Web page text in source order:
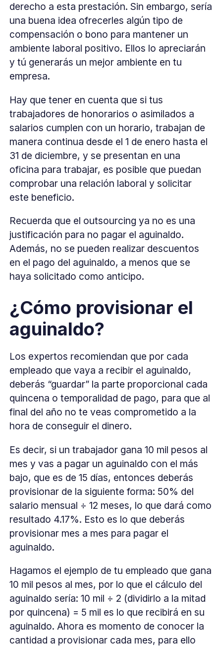
derecho a esta prestación. Sin embargo, sería
una buena idea ofrecerles algún tipo de
compensación o bono para mantener un
ambiente laboral positivo. Ellos lo apreciarán
y tú generarás un mejor ambiente en tu
empresa.
Hay que tener en cuenta que si tus
trabajadores de honorarios o asimilados a
salarios cumplen con un horario, trabajan de
manera continua desde el 1 de enero hasta el
31 de diciembre, y se presentan en una
oficina para trabajar, es posible que puedan
comprobar una relación laboral y solicitar
este beneficio.
Recuerda que el outsourcing ya no es una
justificación para no pagar el aguinaldo.
Además, no se pueden realizar descuentos
en el pago del aguinaldo, a menos que se
haya solicitado como anticipo.
¿Cómo provisionar el
aguinaldo?
Los expertos recomiendan que por cada
empleado que vaya a recibir el aguinaldo,
deberás “guardar” la parte proporcional cada
quincena o temporalidad de pago, para que al
final del año no te veas comprometido a la
hora de conseguir el dinero.
Es decir, si un trabajador gana 10 mil pesos al
mes y vas a pagar un aguinaldo con el más
bajo, que es de 15 días, entonces deberás
provisionar de la siguiente forma: 50% del
salario mensual ÷ 12 meses, lo que dará como
resultado 4.17%. Esto es lo que deberás
provisionar mes a mes para pagar el
aguinaldo.
Hagamos el ejemplo de tu empleado que gana
10 mil pesos al mes, por lo que el cálculo del
aguinaldo sería: 10 mil ÷ 2 (dividirlo a la mitad
por quincena) = 5 mil es lo que recibirá en su
aguinaldo. Ahora es momento de conocer la
cantidad a provisionar cada mes, para ello